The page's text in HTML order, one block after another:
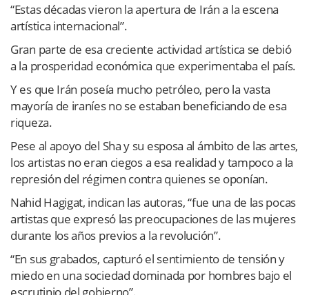
“Estas décadas vieron la apertura de Irán a la escena
artística internacional”.
Gran parte de esa creciente actividad artística se debió
a la prosperidad económica que experimentaba el país.
Y es que Irán poseía mucho petróleo, pero la vasta
mayoría de iraníes no se estaban beneficiando de esa
riqueza.
Pese al apoyo del Sha y su esposa al ámbito de las artes,
los artistas no eran ciegos a esa realidad y tampoco a la
represión del régimen contra quienes se oponían.
Nahid Hagigat, indican las autoras, “fue una de las pocas
artistas que expresó las preocupaciones de las mujeres
durante los años previos a la revolución”.
“En sus grabados, capturó el sentimiento de tensión y
miedo en una sociedad dominada por hombres bajo el